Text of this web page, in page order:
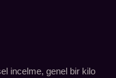
incelme, genel bir kilo